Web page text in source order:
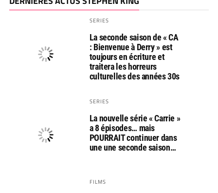
SERIES
La seconde saison de « CA
: Bienvenue à Derry » est
toujours en écriture et
traitera les horreurs
culturelles des années 30s
SERIES
La nouvelle série « Carrie »
a 8 épisodes… mais
POURRAIT continuer dans
une une seconde saison…
FILMS